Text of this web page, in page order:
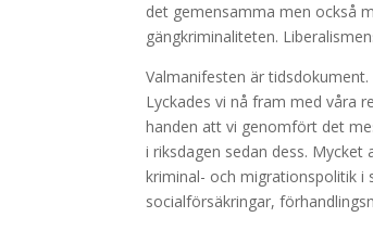
det gemensamma men också
gängkriminaliteten.
Valmanifesten är
Lyckades vi nå fram med våra
handen att vi genomfört det
i riksdagen sedan dess.
kriminal- och migrationspolitik i
socialförsäkringar,